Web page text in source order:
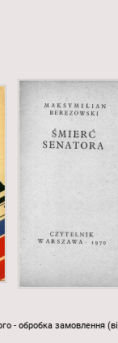
- обробка замовлення